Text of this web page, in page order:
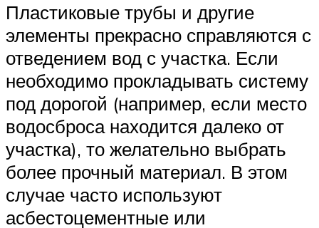
Пластиковые трубы и другие
элементы прекрасно справляются с
отведением вод с участка. Если
необходимо прокладывать систему
под дорогой (например, если место
водосброса находится далеко от
участка), то желательно выбрать
более прочный материал. В этом
случае часто используют
асбестоцементные или